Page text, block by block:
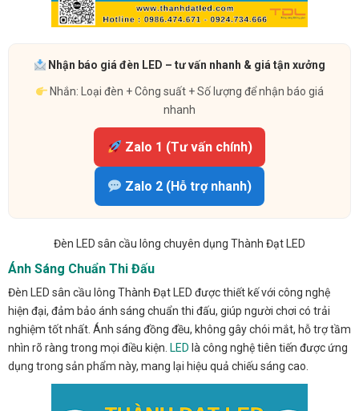
Nhận báo giá đèn LED – tư vấn nhanh & giá tận xưởng
Nhắn: Loại đèn + Công suất + Số lượng để nhận báo giá
nhanh
Zalo 1 (Tư vấn chính)
Zalo 2 (Hỗ trợ nhanh)
Đèn LED sân cầu lông chuyên dụng Thành Đạt LED
Ánh Sáng Chuẩn Thi Đấu
Đèn LED sân cầu lông Thành Đạt LED được thiết kế với công nghệ
hiện đại, đảm bảo ánh sáng chuẩn thi đấu, giúp người chơi có trải
nghiệm tốt nhất. Ánh sáng đồng đều, không gây chói mắt, hỗ trợ tầm
nhìn rõ ràng trong mọi điều kiện. LED là công nghệ tiên tiến được ứng
dụng trong sản phẩm này, mang lại hiệu quả chiếu sáng cao.